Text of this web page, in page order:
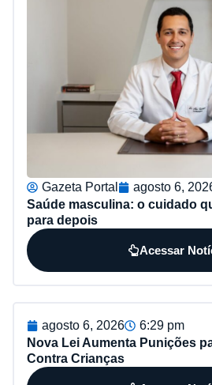
Gazeta Portal agosto 6,
Saúde masculina: o cuidado
para depois
Acessar
agosto 6, 2026
6:29 pm
Nova Lei Aumenta Punições
Contra Crianças